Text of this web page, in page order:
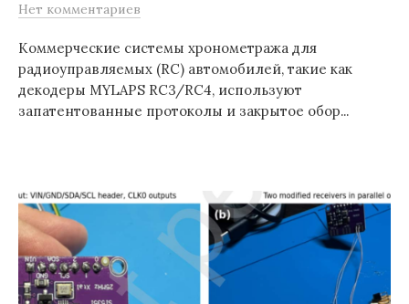
Нет комментариев
Коммерческие системы хронометража для
радиоуправляемых (RC) автомобилей, такие как
декодеры MYLAPS RC3/RC4, используют
запатентованные протоколы и закрытое обор...